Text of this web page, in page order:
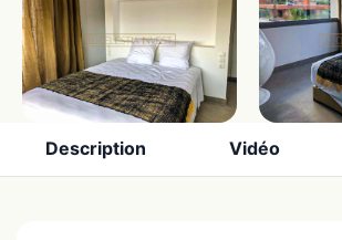
Description Vidéo